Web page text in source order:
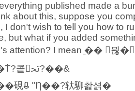
published made a
about this, suppose you
I don't wish to tell you how to
but what if you added
attention? I mean ̳�� 
᫫ᢠ��Ṫ?콭ﲢ?��&
硯ᱪ "Ƞ��?轪駠촱셝�